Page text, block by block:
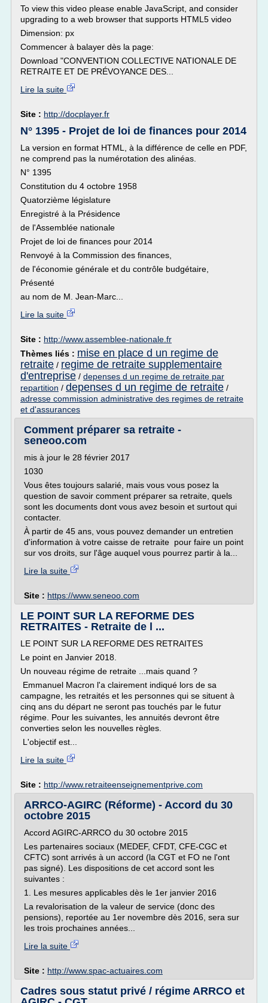
To view this video please enable JavaScript, and consider
upgrading to a web browser that supports HTML5 video
Dimension: px
Commencer à balayer dès la page:
Download "CONVENTION COLLECTIVE NATIONALE DE
RETRAITE ET DE PRÉVOYANCE DES...
Lire la suite
Site : http://docplayer.fr
N° 1395 - Projet de loi de finances pour 2014
La version en format HTML, à la différence de celle en PDF,
ne comprend pas la numérotation des alinéas.
N° 1395
Constitution du 4 octobre 1958
Quatorzième législature
Enregistré à la Présidence
de l'Assemblée nationale
Projet de loi de finances pour 2014
Renvoyé à la Commission des finances,
de l'économie générale et du contrôle budgétaire,
Présenté
au nom de M. Jean-Marc...
Lire la suite
Site : http://www.assemblee-nationale.fr
Thèmes liés : mise en place d un regime de
retraite / regime de retraite supplementaire
d'entreprise / depenses d un regime de retraite par
repartition / depenses d un regime de retraite /
adresse commission administrative des regimes de retraite
et d'assurances
Comment préparer sa retraite -
seneoo.com
mis à jour le 28 février 2017
1030
Vous êtes toujours salarié, mais vous vous posez la
question de savoir comment préparer sa retraite, quels
sont les documents dont vous avez besoin et surtout qui
contacter.
À partir de 45 ans, vous pouvez demander un entretien
d'information à votre caisse de retraite pour faire un point
sur vos droits, sur l'âge auquel vous pourrez partir à la...
Lire la suite
Site : https://www.seneoo.com
LE POINT SUR LA REFORME DES
RETRAITES - Retraite de l ...
LE POINT SUR LA REFORME DES RETRAITES
Le point en Janvier 2018.
Un nouveau régime de retraite ...mais quand ?
Emmanuel Macron l'a clairement indiqué lors de sa
campagne, les retraités et les personnes qui se situent à
cinq ans du départ ne seront pas touchés par le futur
régime. Pour les suivantes, les annuités devront être
converties selon les nouvelles règles.
L'objectif est...
Lire la suite
Site : http://www.retraiteenseignementprive.com
ARRCO-AGIRC (Réforme) - Accord du 30
octobre 2015
Accord AGIRC-ARRCO du 30 octobre 2015
Les partenaires sociaux (MEDEF, CFDT, CFE-CGC et
CFTC) sont arrivés à un accord (la CGT et FO ne l'ont
pas signé). Les dispositions de cet accord sont les
suivantes :
1. Les mesures applicables dès le 1er janvier 2016
La revalorisation de la valeur de service (donc des
pensions), reportée au 1er novembre dès 2016, sera sur
les trois prochaines années...
Lire la suite
Site : http://www.spac-actuaires.com
Cadres sous statut privé / régime ARRCO et